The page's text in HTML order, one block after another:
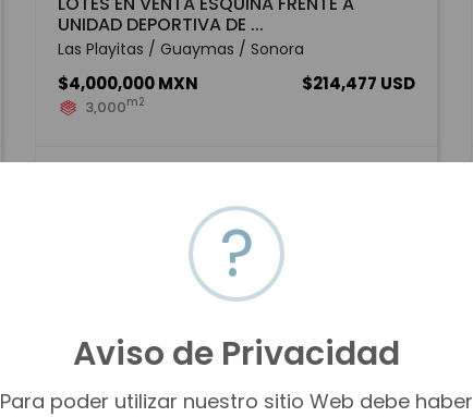
UNIDAD DEPORTIVA DE ...
Las Playitas / Guaymas / Sonora
$4,000,000 MXN $214,477 USD
3,000m2
?
Aviso de Privacidad
Para poder utilizar nuestro sitio Web debe haber